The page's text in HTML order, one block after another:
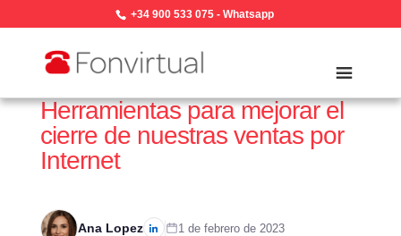
+34 900 533 075- Whatsapp
Herramientas para mejorar el
cierre de nuestras ventas por
Internet
Ana Lopez 1 de febrero de 2023